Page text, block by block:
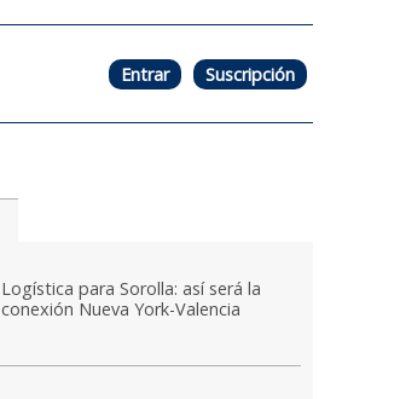
Entrar Suscripción
Logística para Sorolla: así será la
conexión Nueva York-Valencia